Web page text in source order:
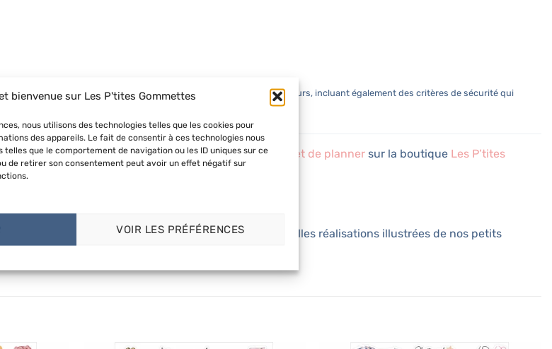
bienvenue sur Les P'tites Gommettes
nous utilisons des technologies telles que les cookies pour
des appareils. Le fait de consentir à ces technologies nous
que le comportement de navigation ou les ID uniques sur ce
de retirer son consentement peut avoir un effet négatif sur
VOIR LES PRÉFÉRENCES
de composés organiques volatils dans les espaces intérieurs, incluant également des critères de sécurité qui
hôpitaux.
ou encore lesgommettes d’organisation et de planner sur la boutique Les P’tites
sur
. C’est toujours agréable de voir vos belles réalisations illustrées de nos petits
! ♡